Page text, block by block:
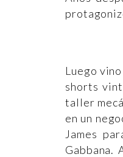
Luego
shorts
taller
en un
James
Gabbana.